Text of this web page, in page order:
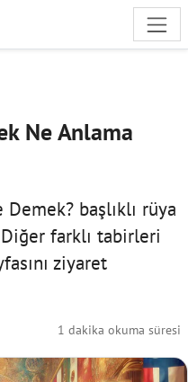
Ne Anlama
başlıklı rüya
farklı tabirleri
ziyaret
1 dakika okuma süresi